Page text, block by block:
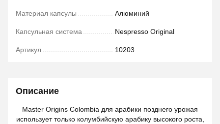
Материал капсулы Алюминий
Капсульная система Nespresso Original
Артикул 10203
Описание
Master Origins Colombia для арабики позднего урожая
использует только колумбийскую арабику высокого роста,